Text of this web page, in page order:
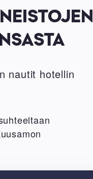
nautit hotellin